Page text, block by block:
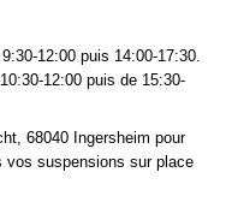
12:00 puis 14:00-17:30.
12:00 puis de 15:30-
68040 Ingersheim pour
vos suspensions sur place